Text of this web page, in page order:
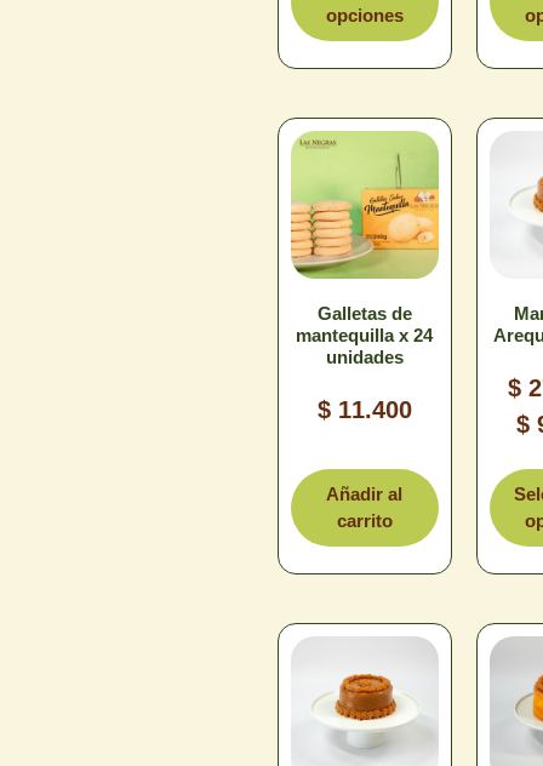
Limpiar
opciones
Galletas de
mantequilla x 24
unidades
$11.400
Añadir al
carrito
$
$